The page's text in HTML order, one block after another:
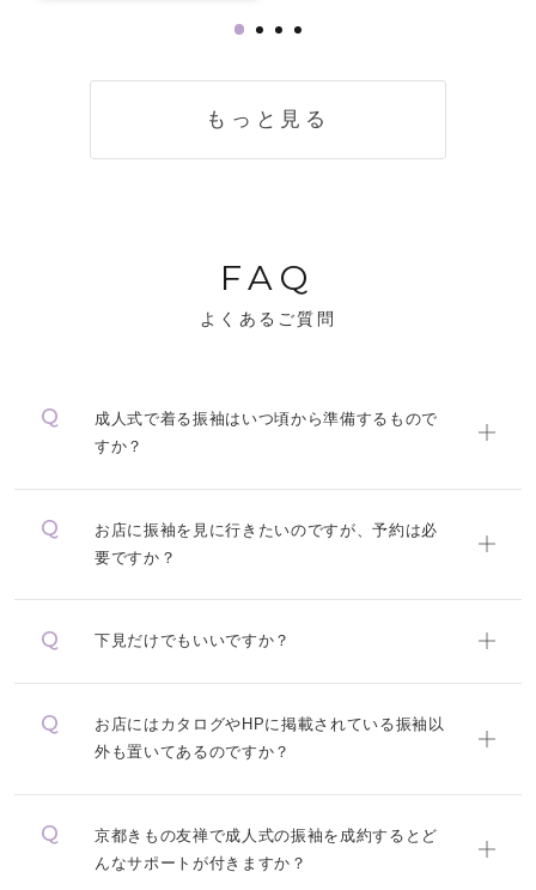
もっと見る
FAQ
よくあるご質問
成人式で着る振袖はいつ頃から準備するもので
すか？
お店に振袖を見に行きたいのですが、予約は必
要ですか？
下見だけでもいいですか？
お店にはカタログやHPに掲載されている振袖以
外も置いてあるのですか？
京都きもの友禅で成人式の振袖を成約するとど
んなサポートが付きますか？